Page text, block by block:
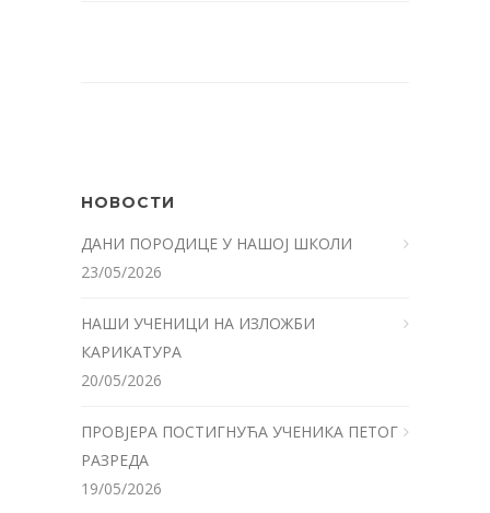
НОВОСТИ
ДАНИ ПОРОДИЦЕ У НАШОЈ ШКОЛИ
23/05/2026
НАШИ УЧЕНИЦИ НА ИЗЛОЖБИ
КАРИКАТУРА
20/05/2026
ПРОВЈЕРА ПОСТИГНУЋА УЧЕНИКА ПЕТОГ
РАЗРЕДА
19/05/2026